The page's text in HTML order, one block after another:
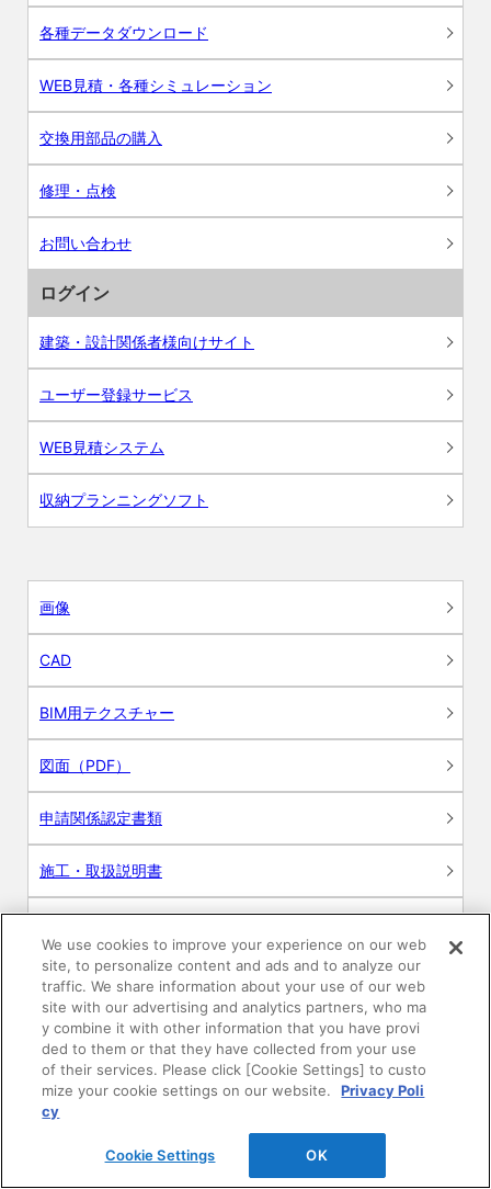
各種データダウンロード
WEB見積・各種シミュレーション
交換用部品の購入
修理・点検
お問い合わせ
ログイン
建築・設計関係者様向けサイト
ユーザー登録サービス
WEB見積システム
収納プランニングソフト
画像
CAD
BIM用テクスチャー
図面（PDF）
申請関係認定書類
施工・取扱説明書
シミュレーションツール
24時間換気システム〈エアスマート〉
簡易設計見積ソフト
R&Dセンター環境測定・分析サービス
We use cookies to improve your experience on our web
site, to personalize content and ads and to analyze our
traffic. We share information about your use of our web
site with our advertising and analytics partners, who ma
y combine it with other information that you have provi
ded to them or that they have collected from your use
of their services. Please click [Cookie Settings] to custo
mize your cookie settings on our website.
Privacy Poli
cy
Cookie Settings OK